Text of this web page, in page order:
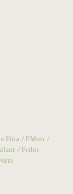
e Pina
F'Murr
Pedro